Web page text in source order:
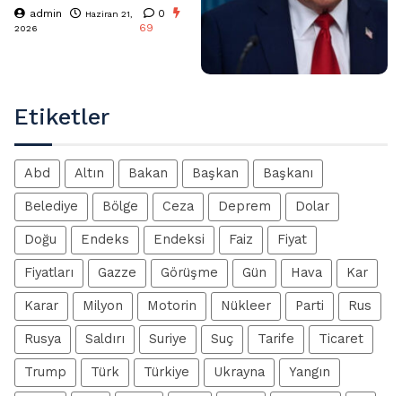
admin
Haziran 21,
2026
0
69
Etiketler
Abd Altın Bakan Başkan Başkanı
Belediye Bölge Ceza Deprem Dolar
Doğu Endeks Endeksi Faiz Fiyat
Fiyatları Gazze Görüşme Gün Hava Kar
Karar Milyon Motorin Nükleer Parti Rus
Rusya Saldırı Suriye Suç Tarife Ticaret
Trump Türk Türkiye Ukrayna Yangın